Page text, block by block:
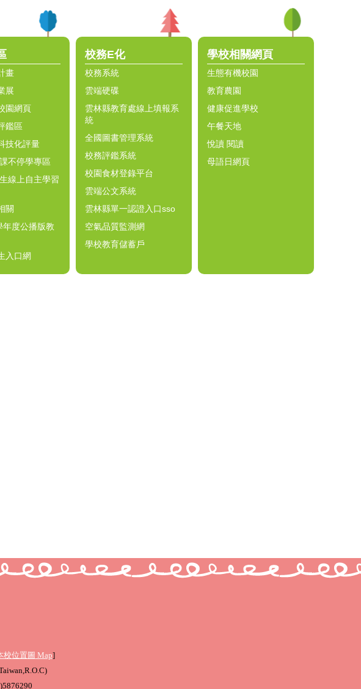
畫
展
園網頁
鑑區
技化評量
不停學專區
線上自主學習
關
年度公播版教
入口網
校務E化
校務系統
雲端硬碟
雲林縣教育處線上填報系
統
全國圖書管理系統
校務評鑑系統
校園食材登錄平台
雲端公文系統
雲林縣單一認證入口sso
空氣品質監測網
學校教育儲蓄戶
學校相關網頁
生態有機校園
教育農園
健康促進學校
午餐天地
悅讀 閱讀
母語日網頁
校位置圖 Map]
)